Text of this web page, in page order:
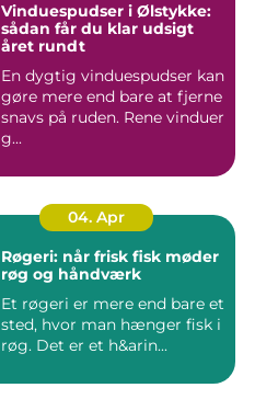
Vinduespudser i Ølstykke:
sådan får du klar udsigt
året rundt
En dygtig vinduespudser kan
gøre mere end bare at fjerne
snavs på ruden. Rene vinduer
g...
04. Apr
Røgeri: når frisk fisk møder
røg og håndværk
Et røgeri er mere end bare et
sted, hvor man hænger fisk i
røg. Det er et h&arin...